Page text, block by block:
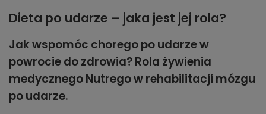
Dieta po udarze – jaka jest jej rola?
Jak wspomóc chorego po udarze w
powrocie do zdrowia? Rola żywienia
medycznego Nutrego w rehabilitacji mózgu
po udarze.